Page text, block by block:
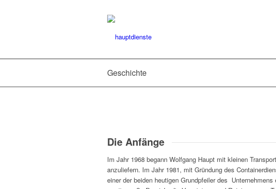
Geschichte
Die Anfänge
Im Jahr 1968 begann Wolfgang Haupt mit kleinen
anzuliefern. Im Jahr 1981, mit Gründung des
einer der beiden heutigen Grundpfeiler des